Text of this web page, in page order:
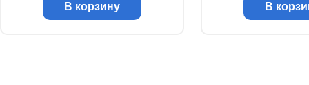
В корзину В